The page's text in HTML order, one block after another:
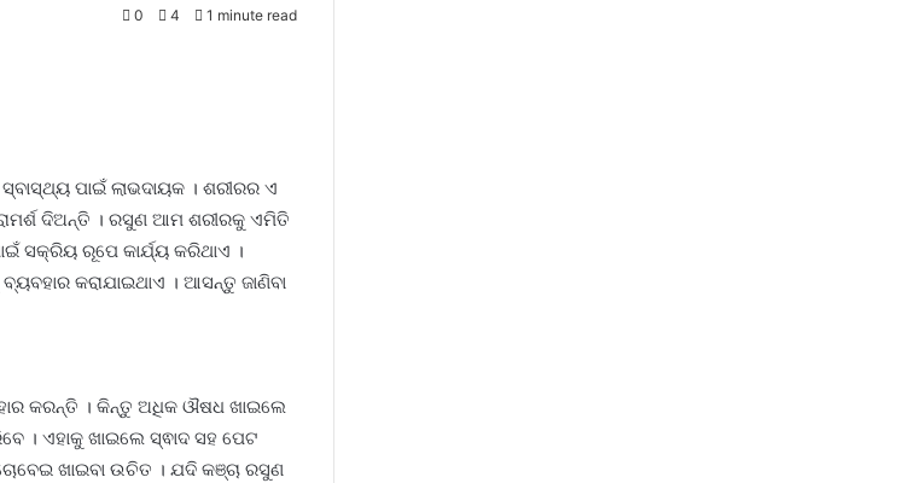
0 4 1 minute read
ପାଇଁ ଲାଭଦାୟକ । ଶରୀରର ଏ
ଦିଅନ୍ତି । ରସୁଣ ଆମ ଶରୀରକୁ ଏମିତି
ସକ୍ରିୟ ରୂପେ କାର୍ଯ୍ୟ କରିଥାଏ ।
କରାଯାଇଥାଏ । ଆସନ୍ତୁ ଜାଣିବା
କରନ୍ତି । କିନ୍ତୁ ଅଧିକ ଔଷଧ ଖାଇଲେ
। ଏହାକୁ ଖାଇଲେ ସ୍ଵାଦ ସହ ପେଟ
ଖାଇବା ଉଚିତ । ଯଦି କଞ୍ଚା ରସୁଣ